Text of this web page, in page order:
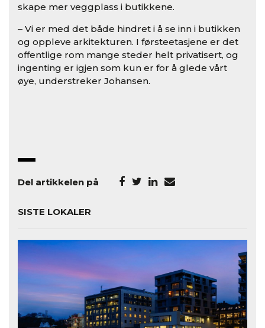
skape mer veggplass i butikkene.
– Vi er med det både hindret i å se inn i butikken
og oppleve arkitekturen. I førsteetasjene er det
offentlige rom mange steder helt privatisert, og
ingenting er igjen som kun er for å glede vårt
øye, understreker Johansen.
Del artikkelen på
SISTE LOKALER